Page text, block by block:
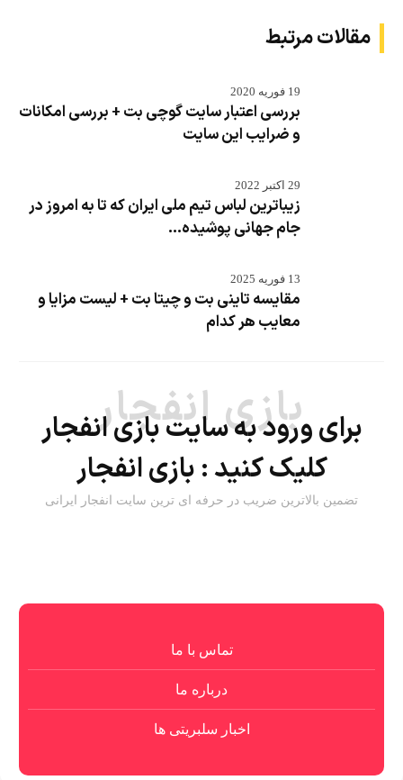
مقالات مرتبط
19 فوریه 2020
بررسی اعتبار سایت گوچی بت + بررسی امکانات
و ضرایب این سایت
29 اکتبر 2022
زیباترین لباس تیم ملی ایران که تا به امروز در
جام جهانی پوشیده...
13 فوریه 2025
مقایسه تاینی بت و چیتا بت + لیست مزایا و
معایب هر کدام
بازی انفجار
برای ورود به سایت بازی انفجار
کلیک کنید : بازی انفجار
تضمین بالاترین ضریب در حرفه ای ترین سایت انفجار ایرانی
تماس با ما
درباره ما
اخبار سلبریتی ها